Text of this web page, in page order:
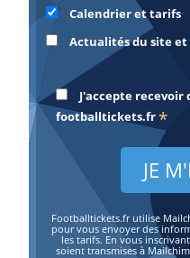
Calendrier et tarifs
Actualités du site et
J'accepte recevoir
footballtickets.fr *
Footballtickets.fr utilise
pour vous envoyer des
les tarifs. En vous
soient transmises à